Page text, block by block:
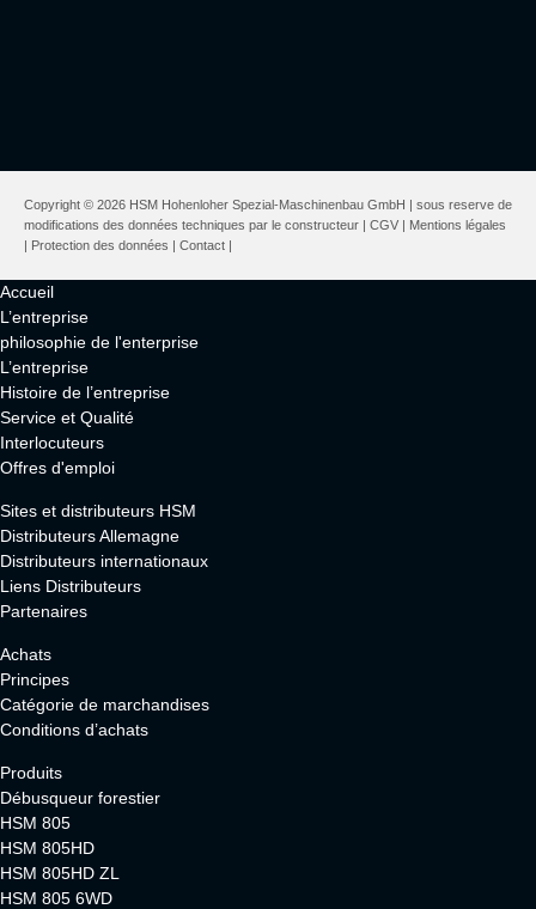
Copyright © 2026 HSM Hohenloher Spezial-Maschinenbau GmbH | sous reserve de
modifications des données techniques par le constructeur | CGV | Mentions légales
| Protection des données | Contact |
Accueil
L’entreprise
philosophie de l'enterprise
L’entreprise
Histoire de l’entreprise
Service et Qualité
Interlocuteurs
Offres d'emploi
Sites et distributeurs HSM
Distributeurs Allemagne
Distributeurs internationaux
Liens Distributeurs
Partenaires
Achats
Principes
Catégorie de marchandises
Conditions d’achats
Produits
Débusqueur forestier
HSM 805
HSM 805HD
HSM 805HD ZL
HSM 805 6WD